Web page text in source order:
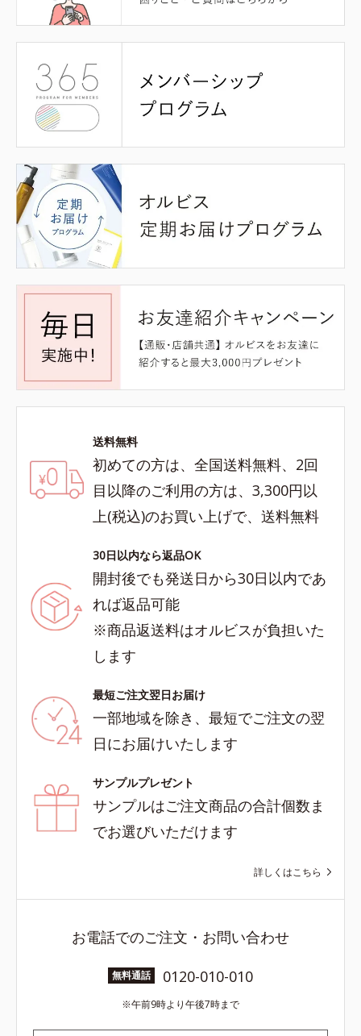
送料無料
初めての方は、全国送料無料、2回
目以降のご利用の方は、3,300円以
上(税込)のお買い上げで、送料無料
30日以内なら返品OK
開封後でも発送日から30日以内であ
れば返品可能
※商品返送料はオルビスが負担いた
します
最短ご注文翌日お届け
一部地域を除き、最短でご注文の翌
日にお届けいたします
サンプルプレゼント
サンプルはご注文商品の合計個数ま
でお選びいただけます
詳しくはこちら
お電話でのご注文・お問い合わせ
無料通話 0120-010-010
午前9時より午後7時まで